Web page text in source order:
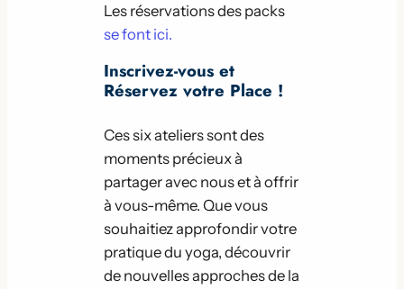
Les réservations des packs
se font ici.
Inscrivez-vous et
Réservez votre Place !
Ces six ateliers sont des
moments précieux à
partager avec nous et à offrir
à vous-même. Que vous
souhaitiez approfondir votre
pratique du yoga, découvrir
de nouvelles approches de la